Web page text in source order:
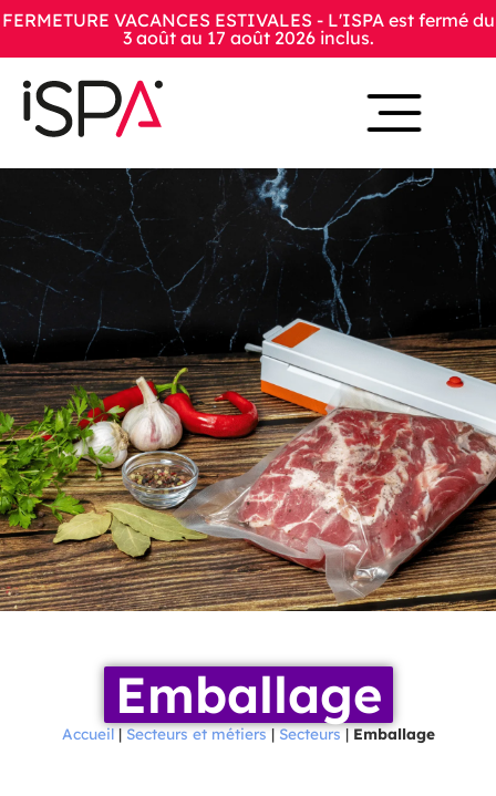
FERMETURE VACANCES ESTIVALES - L'ISPA est fermé du
3 août au 17 août 2026 inclus.
Emballage
Accueil|Secteurs et métiers|Secteurs|Emballage